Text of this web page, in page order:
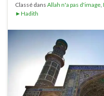
Classé dans Allah n'a pas d'image,
►Hadith